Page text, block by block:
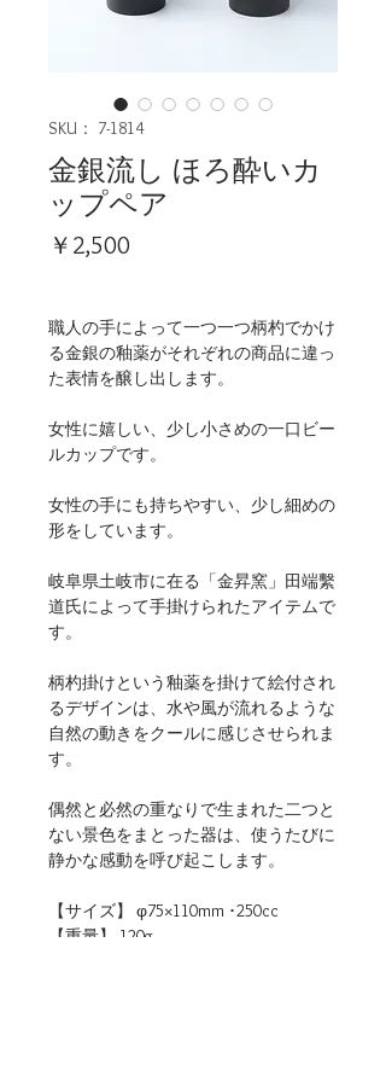
SKU： 7-1814
金銀流し ほろ酔いカ
ップペア
￥2,500
職人の手によって一つ一つ柄杓でかけ
る金銀の釉薬がそれぞれの商品に違っ
た表情を醸し出します。
女性に嬉しい、少し小さめの一口ビー
ルカップです。
女性の手にも持ちやすい、少し細めの
形をしています。
岐阜県土岐市に在る「金昇窯」田端繫
道氏によって手掛けられたアイテムで
す。
柄杓掛けという釉薬を掛けて絵付され
るデザインは、水や風が流れるような
自然の動きをクールに感じさせられま
す。
偶然と必然の重なりで生まれた二つと
ない景色をまとった器は、使うたびに
静かな感動を呼び起こします。
【サイズ】 φ75×110mm ･250cc
【重量】 120g